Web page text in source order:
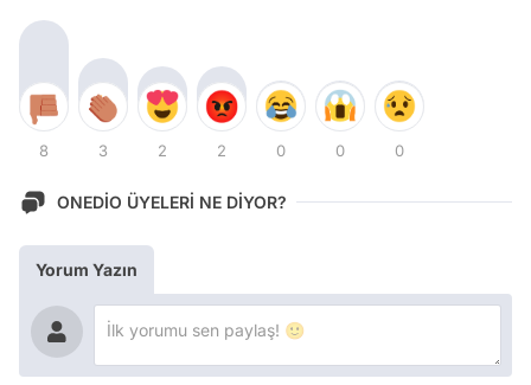
8 3 2 2 0 0 0
ONEDİO ÜYELERİ NE DİYOR?
Yorum Yazın